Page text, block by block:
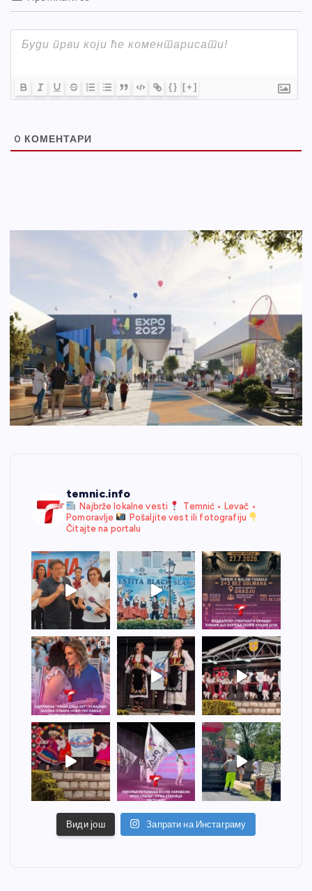
{} [+]
0 КОМЕНТАРИ
temnic.info
Najbrže lokalne vesti
Temnić • Levač •
Pomoravlje
Pošaljite vest ili fotografiju
Čitajte na portalu
Види још Запрати на Инстаграму